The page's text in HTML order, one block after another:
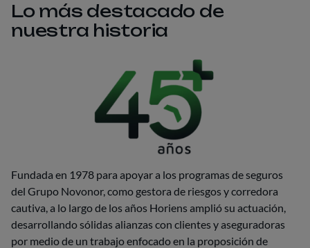
Lo más destacado de
nuestra historia
Fundada en 1978 para apoyar a los programas de seguros
del Grupo Novonor, como gestora de riesgos y corredora
cautiva, a lo largo de los años Horiens amplió su actuación,
desarrollando sólidas alianzas con clientes y aseguradoras
por medio de un trabajo enfocado en la proposición de